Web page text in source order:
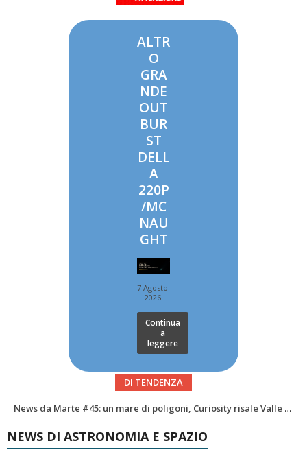
ALTR
O
GRA
NDE
OUT
BUR
ST
DELL
A
220P
/MC
NAU
GHT
7 Agosto
2026
Continua
a
leggere
DI TENDENZA
LIFE Beyond EarthExploring Exoplanets and the Future of Italian Astrobiology
NEWS DI ASTRONOMIA E SPAZIO